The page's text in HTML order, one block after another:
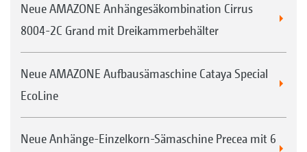
Neue AMAZONE Anhängesäkombination Cirrus
8004-2C Grand mit Dreikammerbehälter
Neue AMAZONE Aufbausämaschine Cataya Special
EcoLine
Neue Anhänge-Einzelkorn-Sämaschine Precea mit 6